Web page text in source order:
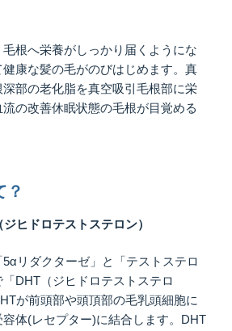
根へ栄養がしっかり届くようにな
康な髪の毛がのびはじめます。真
部の老化脂を真空吸引毛根部に栄
の改善休眠状態の⽑根が目覚める
？
ヒドロテストステロン）
リダクターゼ」と「テストステロ
DHT（ジヒドロテストステロ
が前頭部や頭頂部の毛乳頭細胞に
体(レセプター)に結合します。DHT